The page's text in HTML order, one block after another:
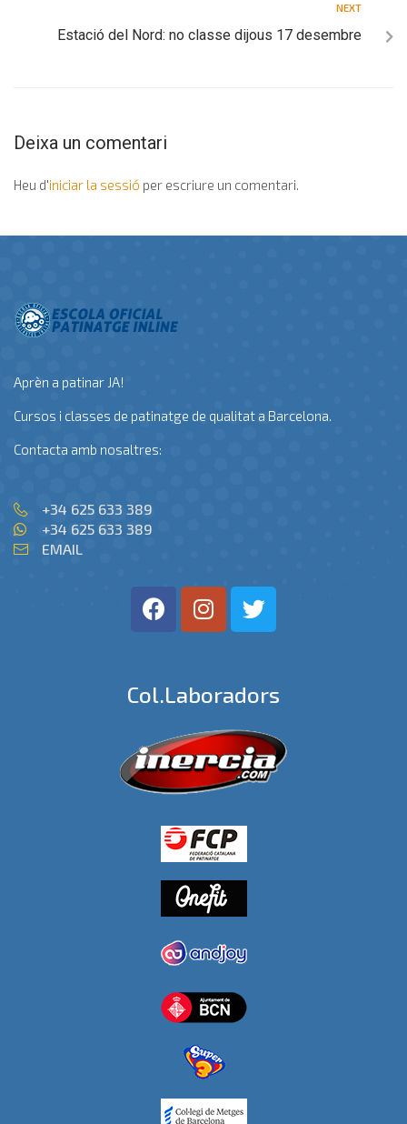
NEXT
Estació del Nord: no classe dijous 17 desembre
Deixa un comentari
Heu d'iniciar la sessió per escriure un comentari.
Aprèn a patinar JA!
Cursos i classes de patinatge de qualitat a Barcelona.
Contacta amb nosaltres:
+34 625 633 389
+34 625 633 389
EMAIL
Col.laboradors